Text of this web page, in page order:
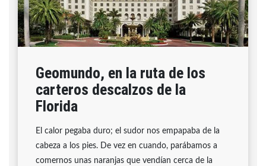
Geomundo, en la ruta de los
carteros descalzos de la
Florida
El calor pegaba duro; el sudor nos empapaba de la
cabeza a los pies. De vez en cuando, parábamos a
comernos unas naranjas que vendían cerca de la